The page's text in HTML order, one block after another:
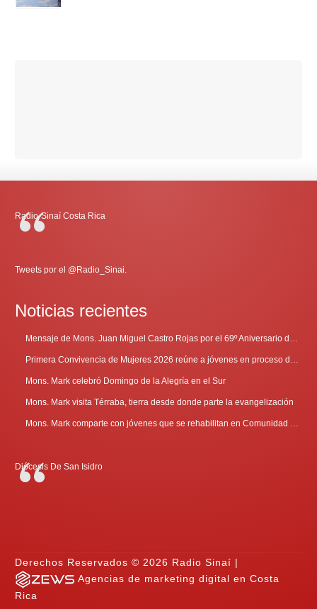
Radio-Sinaí Costa Rica
Tweets por el @Radio_Sinai.
Noticias recientes
Mons. Mark celebró Domingo de la Alegría en el Sur
Mons. Mark visita Térraba, tierra desde donde parte la evangelización
Diócesis De San Isidro
Derechos Reservados © 2026 Radio Sinaí |
Agencias de marketing digital en Costa
Rica